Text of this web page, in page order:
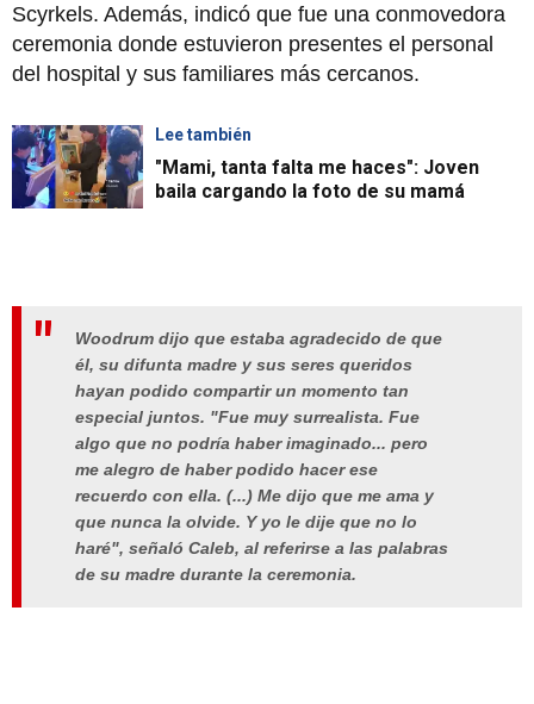
Scyrkels. Además, indicó que fue una conmovedora
ceremonia donde estuvieron presentes el personal
del hospital y sus familiares más cercanos.
Lee también
"Mami, tanta falta me haces": Joven
baila cargando la foto de su mamá
Woodrum dijo que estaba agradecido de que
él, su difunta madre y sus seres queridos
hayan podido compartir un momento tan
especial juntos. "Fue muy surrealista. Fue
algo que no podría haber imaginado... pero
me alegro de haber podido hacer ese
recuerdo con ella. (...) Me dijo que me ama y
que nunca la olvide. Y yo le dije que no lo
haré", señaló Caleb, al referirse a las palabras
de su madre durante la ceremonia.